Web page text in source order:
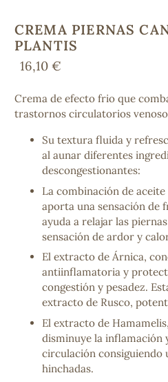
CREMA PIERNAS
PLANTIS
16,10 €
Crema de efecto frio que
trastornos circulatorios
Su textura fluida y
al aunar diferentes
descongestionantes:
La combinación de
aporta una sensación de
ayuda a relajar las
sensación de ardor y
El extracto de Árnica,
antiinflamatoria y
congestión y pesadez.
extracto de Rusco,
El extracto de
disminuye la inflamación
circulación consiguiendo
hinchadas.